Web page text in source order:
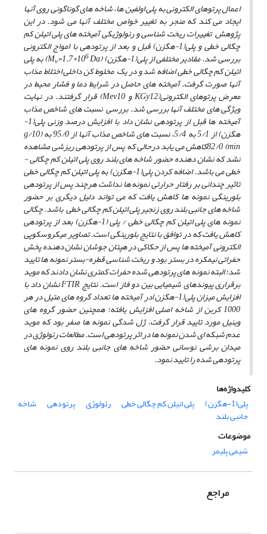
اعمال پرتوهای الکترونی به پلی ­اولفین­ ها، شاخه ­های گوناگونی روی آن­ها
ایجاد می ­کند که منجر به تغییر خواص مختلف آنها می شود. در این
پژوهش تغییرات ریخت ­شناسی و رئولوژیکی آمیخته ­های پلی­ اتیلن کم
چگالی ­خطی و پلی(1-هگزن) قبل و بعد از پرتودهی با امواج الکترونی
بررسی شد. مقادیر مختلفی از پلی(1-هگزن) (M v=1.7×106 Da) به پلی
­اتیلن کم چگالی ­خطی اضافه شد و در یک مخلوط­ کن داخلی اختلاط مذاب
آن­ها صورت گرفت. آمیخته­ های حاصل در شرایط دما و فشار محیط در
معرض پرتوهای الکترونی(KGy12 و Mev10) قرار گرفتند. در نهایت
ویژگی­ های مختلف آن­ها بررسی شد. بررسی نسبت­ های شاخص مذاب
آمیخته­ ها قبل از پرتودهی نشان داد با افزایش درصد وزنی پلی(1-
هگزن) از 5/1 به 5/4، نسبت­ های شاخص مذاب آن­ها از 95/0 به (g/10
min) 82/0کاهش می ­یابد درحالی­ که پس از پرتودهی ریزشی مشاهده
نشد که نشان دهنده حضور شاخه­ های بلند روی پلی­ اتیلن کم چگالی ­
خطی می ­باشد. اضافه کردن پلی(1-هگزن) به پلی ­اتیلن کم چگالی ­خطی
تاثیر چندانی بر رفتار حرارتی نمونه ­ها نداشت هرچند پس از پرتودهی
بلورینگی نمونه­ ها کاهش یافت که می­ تواند دلیل دیگری بر حضور
شاخه ­های جانبی بلند روی زنجیر پلی اتیلن کم چگالی ­خطی باشد. چگالی
نمونه ­های پلی­ اتیلن کم چگالی ­خطی / پلی (1-هگزن) بعد از پرتودهی
کاهش یافت که در توافق با نتایج بلورینگی است. تصاویر میکروسکوپی
الکترونی آمیخته­ ها پس از حکاکی در هپتان جوشان نشان­ دهنده پخش
حفراتی نیم­کره در بستر بود و ریخت شناسی قطره-بستر نمونه ­ها تایید
شد؛ البته نمونه ­های پرتودهی شده حفرات کمتری نشان دادند که موید
برقراری پیوندهای شیمیایی بین دو فاز است. نتایج FTIR نشان داد با
افزایش میزان پلی(1-هگزن)در آمیخته ­ها تعداد گروه­ های متیل در هر
1000 کربن از شاخه اصلی افزایش یافته؛ هم­چنین حضور گروه­ های
وینیل مورد تایید قرار گرفت. ژل ­شدگی نمونه­ ها صفر بود که موید
عدم شبکه ­ای شدن نمونه­ ها در اثر پرتودهی است. مطالعات رئولوژی در
میدان برشی نوسانی حضور شاخه ­های جانبی بلند روی نمونه­ های
پرتودهی شده را تایید نمود.
کلیدواژه‌ها
پلی(1-هگزن)
پلی اتیلن کم چگالی خطی رئولوژی پرتودهی شاخه
جانبی بلند
موضوعات
شیمی پلیمر
مراجع